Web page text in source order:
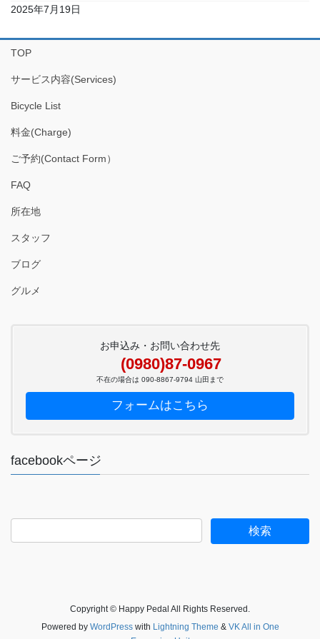
2025年7月19日
TOP
サービス内容(Services)
Bicycle List
料金(Charge)
ご予約(Contact Form）
FAQ
所在地
スタッフ
ブログ
グルメ
お申込み・お問い合わせ先
(0980)87-0967
不在の場合は 090-8867-9794 山田まで
フォームはこちら
facebookページ
Copyright © Happy Pedal All Rights Reserved.
Powered by WordPresswith Lightning Theme & VK All in One